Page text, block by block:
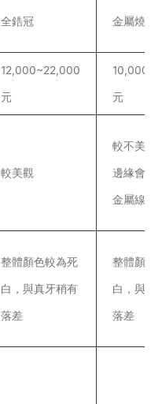
全鋯冠 金屬燒瓷
12,000~22,000
元 元
較美觀
較不美觀
邊緣會露
金屬線
整體顏色較為死
白，與真牙稍有
落差
整體顏色
白，與真
落差